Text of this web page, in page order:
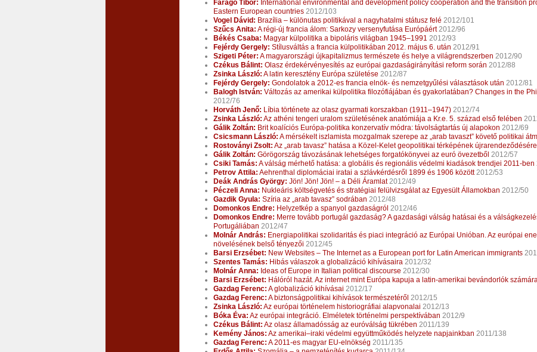
Faragó Tibor: International environmental and development policy cooperation and the transition
Eastern European countries 2012/103
Vogel Dávid: Brazília – különutas politikával a nagyhatalmi státusz felé 2012/101
Szűcs Anita: A régi-új francia álom: Sarkozy versenyfutása Európáért2012/96
Békés Csaba: Magyar külpolitika a bipoláris világban 1945–1991 2012/93
Fejérdy Gergely: Stílusváltás a francia külpolitikában 2012. május 6. után 2012/91
Szigeti Péter: A magyarországi újkapitalizmus természete és helye a világrendszerben 2012/90
Czékus Bálint: Olasz érdekérvényesítés az európai gazdaságirányítási reform során 2012/88
Zsinka László: A latin keresztény Európa születése 2012/87
Fejérdy Gergely: Gondolatok a 2012-es francia elnök- és nemzetgyűlési választások után 2012/81
Balogh István: Változás az amerikai külpolitika filozófiájában és gyakorlatában? Changes in the
2012/76
Horváth Jenő: Líbia története az olasz gyarmati korszakban (1911–1947) 2012/74
Zsinka László: Az athéni tengeri uralom születésének anatómiája a Kr.e. 5. század első felében
Gálik Zoltán: Brit koalíciós Európa-politika konzervatív módra: távolságtartás új alapokon 2012/69
Csicsmann László: A mérsékelt iszlamista mozgalmak szerepe az „arab tavaszt” követő politikai
Rostoványi Zsolt: Az „arab tavasz” hatása a Közel-Kelet geopolitikai térképének újrarendeződésére
Gálik Zoltán: Görögország távozásának lehetséges forgatókönyvei az euró övezetből 2012/57
Csiki Tamás: A válság mérhető hatása: a globális és regionális védelmi kiadások trendjei 2011-ben
Petrov Attila: Aehrenthal diplomáciai iratai a szlávkérdésről 1899 és 1906 között2012/53
Deák András György: Jön! Jön! Jön! – a Déli Áramlat2012/49
Péczeli Anna: Nukleáris költségvetés és stratégiai felülvizsgálat az Egyesült Államokban 2012/50
Gazdik Gyula: Szíria az „arab tavasz” sodrában 2012/48
Domonkos Endre: Helyzetkép a spanyol gazdaságról 2012/46
Domonkos Endre: Merre tovább portugál gazdaság? A gazdasági válság hatásai és a
Portugáliában 2012/47
Molnár András: Energiapolitikai szolidaritás és piaci integráció az Európai Unióban. Az európai
növelésének belső tényezői 2012/45
Barsi Erzsébet: New Websites – The Internet as a European port for Latin American immigrants
Szentes Tamás: Hibás válaszok a globalizáció kihívásaira 2012/32
Molnár Anna: Ideas of Europe in Italian political discourse 2012/30
Barsi Erzsébet: Hálóról hazát. Az internet mint Európa kapuja a latin-amerikai bevándorlók
Gazdag Ferenc: A globalizáció kihívásai 2012/17
Gazdag Ferenc: A biztonságpolitikai kihívások természetéről 2012/15
Zsinka László: Az európai történelem historiográfiai alapvonalai 2012/13
Bóka Éva: Az európai integráció. Elméletek történelmi perspektívában 2012/9
Czékus Bálint: Az olasz államadósság az euróválság tükrében 2011/139
Kemény János: Az amerikai–iraki védelmi együttműködés helyzete napjainkban 2011/138
Gazdag Ferenc: A 2011-es magyar EU-elnökség 2011/135